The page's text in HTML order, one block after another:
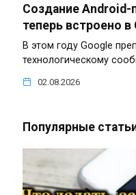
Создание Android-
теперь встроено в
В этом году Google
технологическому
02.08.2026
Популярные